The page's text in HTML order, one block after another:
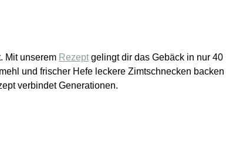
Mit unserem Rezept gelingt dir das Gebäck in nur 40
und frischer Hefe leckere Zimtschnecken backen
verbindet Generationen.